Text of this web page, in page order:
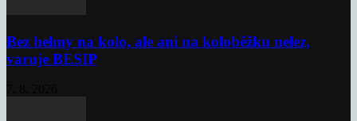
Bez helmy na kolo, ale ani na koloběžku nelez,
varuje BESIP